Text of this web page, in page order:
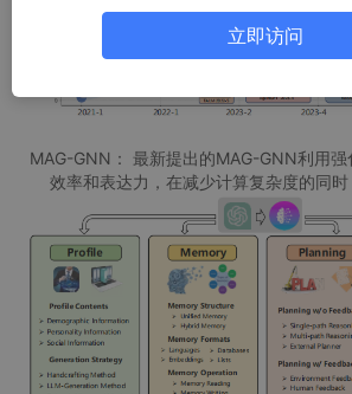
MAG-GNN： 最新提出的MAG-GNN利用
效率和表达力，在减少计算复杂度的同时
立即访问